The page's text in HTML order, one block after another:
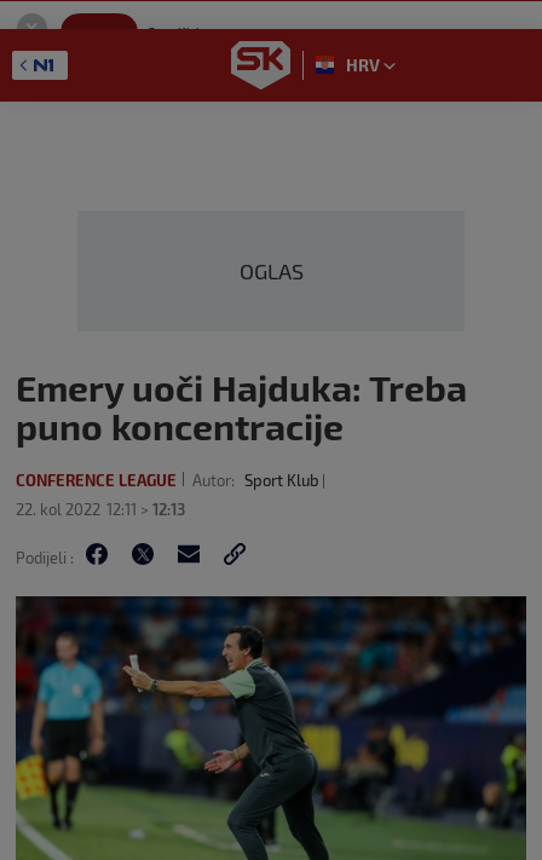
SportKlub
GET - On the Google Play
HRV
OGLAS
Emery uoči Hajduka: Treba
puno koncentracije
CONFERENCE LEAGUE Autor: Sport Klub
22. kol 2022 12:11 > 12:13
Podijeli :